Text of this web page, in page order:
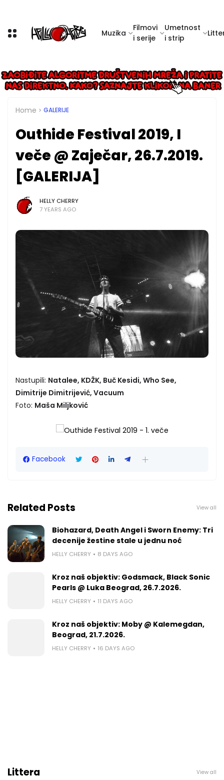
Muzika
Filmovi
i serije
Umetnost
i strip
Home GALERIJE
Outhide Festival 2019, I
veče @ Zaječar, 26.7.2019.
[GALERIJA]
HELLY CHERRY
7 YEARS AGO
Nastupili: Natalee, KDŽK, Buč Kesidi, Who See,
Dimitrije Dimitrijević, Vacuum
Foto: Maša Miljković
Facebook
Related Posts View all
Biohazard, Death Angel i Sworn Enemy: Tri
decenije žestine stale u jednu noć
HELLY CHERRY 8 DAYS AGO
Kroz naš objektiv: Godsmack, Black Sonic
Pearls @ Luka Beograd, 26.7.2026.
HELLY CHERRY 11 DAYS AGO
Kroz naš objektiv: Moby @ Kalemegdan,
Beograd, 21.7.2026.
HELLY CHERRY 16 DAYS AGO
Littera View all